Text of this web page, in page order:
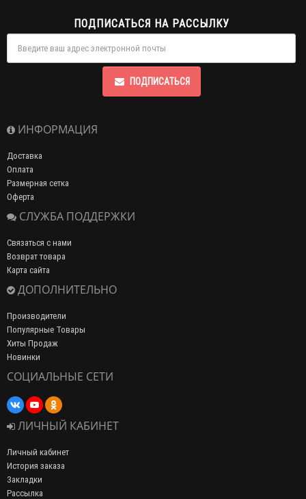
ПОДПИСАТЬСЯ НА РАССЫЛКУ
ПОДПИСАТЬСЯ
ИНФОРМАЦИЯ
Доставка
Оплата
Размерная сетка
Оферта
СЛУЖБА ПОДДЕРЖКИ
Связаться с нами
Возврат товара
Карта сайта
ДОПОЛНИТЕЛЬНО
Производители
Популярные Товары
Хиты Продаж
Новинки
СОЦИАЛЬНЫЕ СЕТИ
ЛИЧНЫЙ КАБИНЕТ
Личный кабинет
История заказа
Закладки
Рассылка